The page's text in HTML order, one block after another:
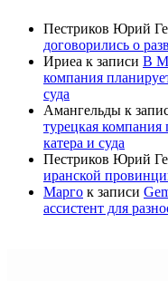
Пестриков Юрий
договорились о
Ириеа к записи В
компания
суда
Амангельды к
турецкая компания
катера и суда
Пестриков Юрий
иранской
Марго к записи
ассистент для